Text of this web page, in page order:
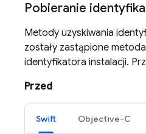
Pobieranie
Metody uzyskiwania
zostały zastąpione
identyfikatora instalacji.
Przed
Swift Objective-C